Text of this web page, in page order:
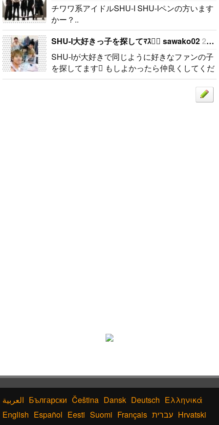
チワワ系アイドルSHU-I SHU-Iペンの方います
かー？..
SHU-I大好きっ子を探してﾏｽ sawako022012.06.01
SHU-Iが大好きで同じように好きなファンの子
を探してます もしよかったら仲良くしてくだ
さい..
Български Čeština Dansk Deutsch Ελληνικά
English Español Eesti Suomi Français עברית Hrvatski